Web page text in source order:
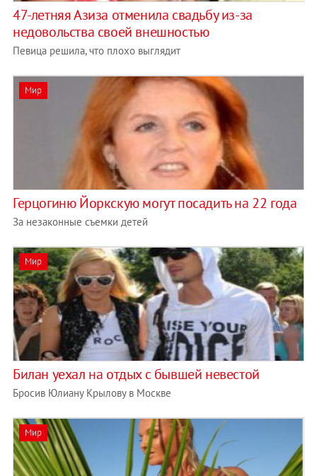
47-летняя Азиза отменила свадьбу из-за
недовольства своей внешностью
Певица решила, что плохо выглядит
Мир
Герцогиню Йоркскую могут посадить на 22 года
За незаконные съемки детей
Мир
Билан уехал на отдых с бывшей невестой
Бросив Юлиану Крылову в Москве
Мир